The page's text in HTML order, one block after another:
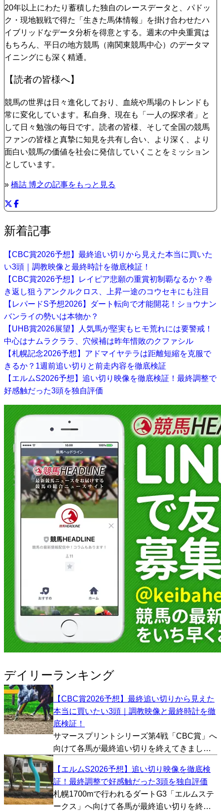
20年以上にわたり蓄積した独自のレースデータと、パドッ
ク・現地観戦で得た「生きた馬体情報」を掛け合わせたハ
イブリッドなデータ分析を得意とする。週末の中央重賞は
もちろん、平日の地方競馬（南関東競馬中心）のデータマ
イニングにも深く精通。
【読者の皆様へ】
競馬の世界は日々進化しており、血統や馬場のトレンドも
常に変化しています。私自身、現在も「一人の探求者」と
して日々勉強の毎日です。読者の皆様、そして全国の競馬
ファンの皆様と真摯に知見を共有し合い、より深く、より
面白い競馬の価値を社会に発信していくことをミッション
としています。
» 橋詰 博之の記事をもっと見る
新着記事
【CBC賞2026予想】最終追い切りから見えた本当に買いた
い3頭｜調教映像と最終時計を徹底検証！
【CBC賞2026予想】レイピア悲願の重賞初制覇なるか？巻
き返し狙うアンクルクロス、上昇一途のコウセキにも注目
【レパードS予想2026】ダート転向で才能開花！ショウナン
バンライの勢いは本物か？
【UHB賞2026展望】人気馬が堅実もヒモ荒れには要警戒！
中心はナムラクララ、穴候補は昨年惜敗のクファシル
【札幌記念2026予想】アドマイヤテラは距離短縮を克服で
きるか？1週前追い切りと前走内容を徹底検証
【エルムS2026予想】追い切り映像を徹底検証！最終調整で
好感触だった3頭を独自評価
デイリーランキング
【CBC賞2026予想】最終追い切りから見えた
本当に買いたい3頭｜調教映像と最終時計を徹
底検証！
サマースプリントシリーズ第4戦「CBC賞」へ
向けて各馬が最終追い切りを終えてきまし
容などから総合的に好調馬を判断し、とくに
評価が高かった馬を3頭ピックアップしまし
た。 レイピア（...
【エルムS2026予想】追い切り映像を徹底検
証！最終調整で好感触だった3頭を独自評価
札幌1700mで行われるダートG3「エルムステ
ークス」へ向けて各馬が最終追い切りを終え